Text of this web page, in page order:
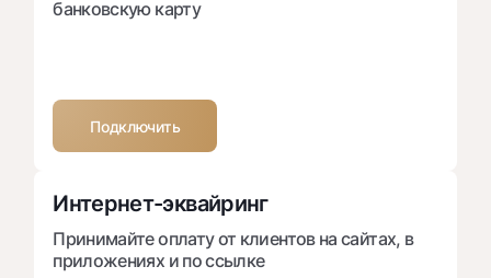
банковскую карту
Подключить
Интернет-эквайринг
Принимайте оплату от клиентов на сайтах, в
приложениях и по ссылке